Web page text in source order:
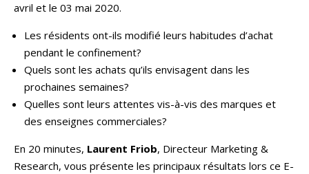
avril et le 03 mai 2020.
Les résidents ont-ils modifié leurs habitudes d’achat
pendant le confinement?
Quels sont les achats qu’ils envisagent dans les
prochaines semaines?
Quelles sont leurs attentes vis-à-vis des marques et
des enseignes commerciales?
En 20 minutes, Laurent Friob, Directeur Marketing &
Research, vous présente les principaux résultats lors ce E-